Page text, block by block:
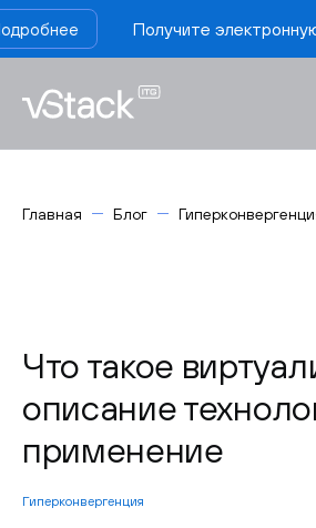
Получите электронную книгу
Главная Блог
Что такое
описание
применение
Гиперконвергенция